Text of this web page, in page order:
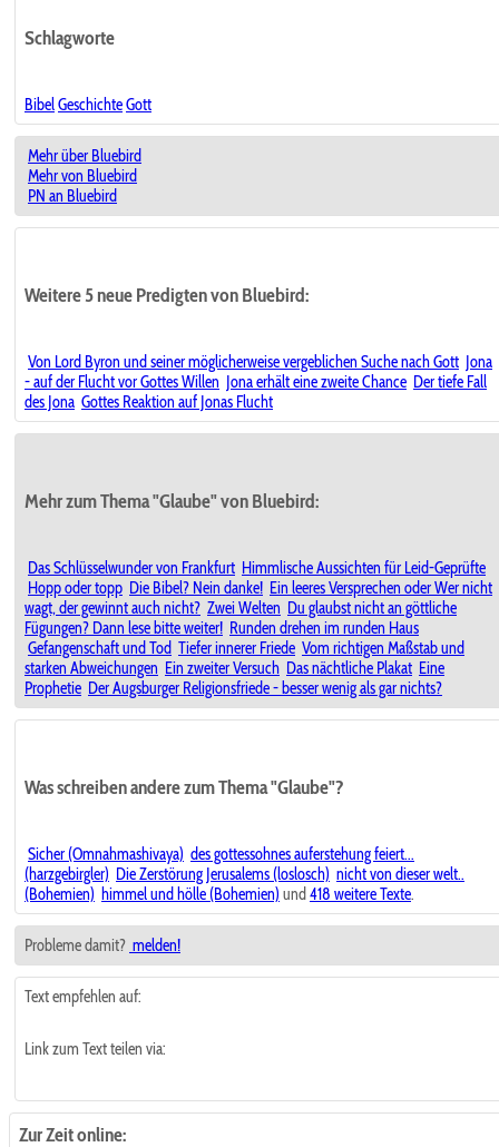
Schlagworte
BibelGeschichteGott
Mehr über Bluebird
Mehr von Bluebird
PN an Bluebird
Weitere 5 neue Predigten von Bluebird:
Von Lord Byron und seiner möglicherweise vergeblichen Suche nach Gott Jona
- auf der Flucht vor Gottes Willen Jona erhält eine zweite Chance Der tiefe Fall
des Jona Gottes Reaktion auf Jonas Flucht
Mehr zum Thema "Glaube" von Bluebird:
Das Schlüsselwunder von Frankfurt Himmlische Aussichten für Leid-Geprüfte
Hopp oder topp Die Bibel? Nein danke! Ein leeres Versprechen oder Wer nicht
wagt, der gewinnt auch nicht? Zwei Welten Du glaubst nicht an göttliche
Fügungen? Dann lese bitte weiter! Runden drehen im runden Haus
Gefangenschaft und Tod Tiefer innerer Friede Vom richtigen Maßstab und
starken Abweichungen Ein zweiter Versuch Das nächtliche Plakat Eine
Prophetie Der Augsburger Religionsfriede - besser wenig als gar nichts?
Was schreiben andere zum Thema "Glaube"?
Sicher (Omnahmashivaya) des gottessohnes auferstehung feiert...
(harzgebirgler) Die Zerstörung Jerusalems (loslosch) nicht von dieser welt..
(Bohemien) himmel und hölle (Bohemien) und 418 weitere Texte.
Probleme damit? melden!
Text empfehlen auf:
Link zum Text teilen via:
Zur Zeit online: